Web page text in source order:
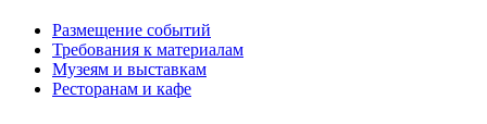
Размещение событий
Требования к материалам
Музеям и выставкам
Ресторанам и кафе